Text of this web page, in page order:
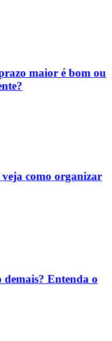
maior é bom ou
como organizar
Entenda o